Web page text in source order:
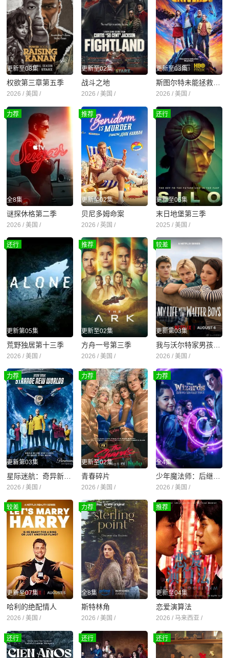
更新至08集
权欲第三章第五季
2026 / 美国 /
更新至02集
战斗之地
2026 / 美国 /
更新至03集
斯图尔特未能拯救宇宙
2026 / 美国 /
力荐
全8集
谜探休格第二季
2026 / 美国 /
推荐
更新至02集
贝尼多姆命案
2026 / 英国 /
还行
更新至06集
末日地堡第三季
2025 / 美国 /
还行
更新第05集
荒野独居第十三季
2026 / 美国 /
推荐
更新至02集
方舟一号第三季
2026 / 美国 /
较差
更新第03集
2026 / 美国 /
力荐
更新第03集
2026 / 美国 /
力荐
更新至02集
青春碎片
2026 / 美国 /
力荐
全4集
2026 / 美国 /
较差
更新至07集
哈利的绝配情人
2026 / 美国 /
力荐
全8集
斯特林角
2026 / 美国 /
推荐
更新至04集
恋爱演算法
2026 / 马来西亚 /
还行 还行 还行